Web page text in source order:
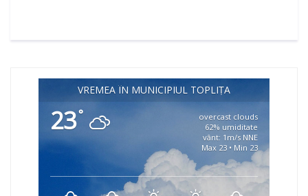
VREMEA ÎN MUNICIPIUL TOPLIȚA
23°
overcast clouds
62% umiditate
vânt: 1m/s NNE
Max 23 • Min 23